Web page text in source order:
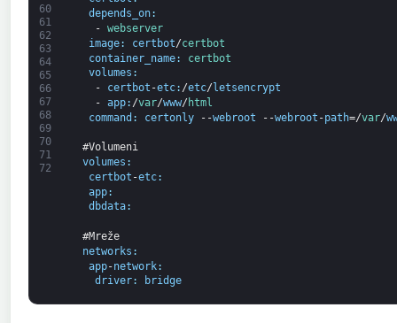
60
61
62
63
64
65
66
67
68
69
70
71
72
depends_on:
- webserver
image: certbot/certbot
container_name:
certbot
volumes :
-
certbot -etc: /etc/ letsencrypt
- app: /var/www/ html
command : certonly --webroot --webroot -path=/var/
#Volumeni
volumes :
certbot -etc:
app:
dbdata:
#Mreže
networks :
app-network:
driver: bridge